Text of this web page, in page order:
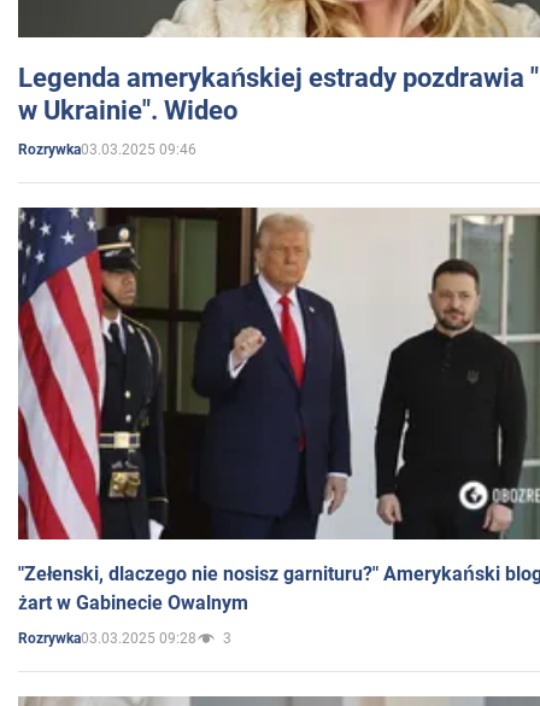
Legenda amerykańskiej estrady pozdrawia
w Ukrainie". Wideo
Rozrywka03.03.2025 09:46
"Zełenski, dlaczego nie nosisz garnituru?" Amerykański
żart w Gabinecie Owalnym
Rozrywka03.03.2025 09:28 3